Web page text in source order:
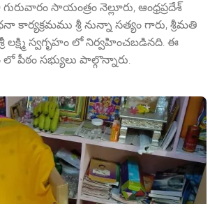
సాయంత్రం నెల్లూరు, ఆంధ్రప్రదేశ్
కార్యక్రమము శ్రీ నున్నా సత్యం గారు, శ్రీమతి
స్వగృహం లో నిర్వహించబడినది. ఈ
పీఠం సభ్యులు పాల్గొన్నారు.